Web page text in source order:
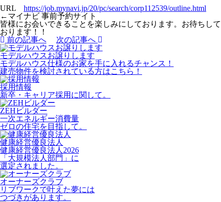
URL https://job.mynavi.jp/20/pc/search/corp112539/outline.html
←マイナビ 事前予約サイト
皆様にお会いできることを楽しみにしております。お待ちして
おります！！
前の記事へ
次の記事へ
モデルハウスお譲りします
モデルハウス仕様のお家を手に入れるチャンス！
建売物件を検討されている方はこちら！
採用情報
新卒・キャリア採用に関して。
ZEHビルダー
一次エネルギー消費量
ゼロの住宅を目指して。
健康経営優良法人
健康経営優良法人2026
「大規模法人部門」に
選定されました。
オーナーズクラブ
リブワークで叶えた夢には
つづきがあります。